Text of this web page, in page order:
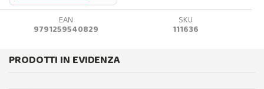
EAN
9791259540829
SKU
111636
PRODOTTI IN EVIDENZA